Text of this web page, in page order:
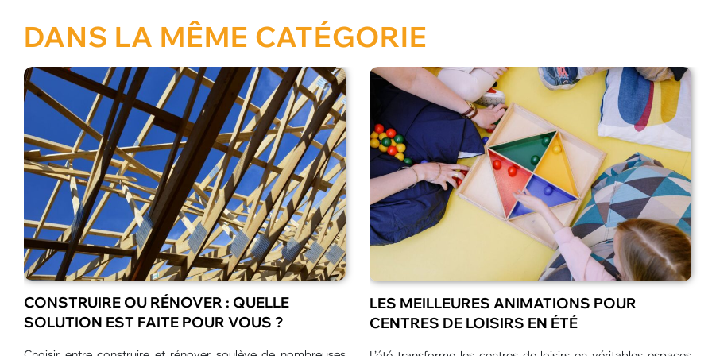
DANS LA MÊME CATÉGORIE
LES MEILLEURES ANIMATIONS POUR
CENTRES DE LOISIRS EN ÉTÉ
QUEL SPECTACLE ORIGINAL POUR UN
ÉVÉNEMENT D’ENTREPRISE À PARIS ?